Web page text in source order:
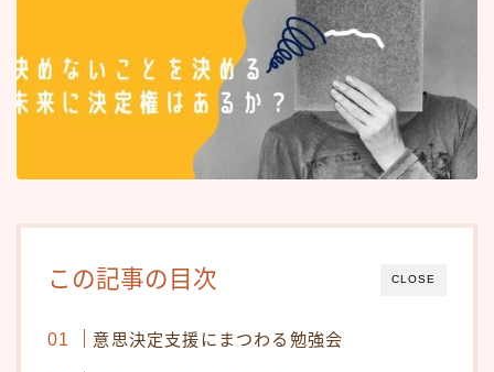
おかみの日常（環境整備編）
おかみのメニュー開発
CLOSE
この記事の目次
意思決定支援にまつわる勉強会